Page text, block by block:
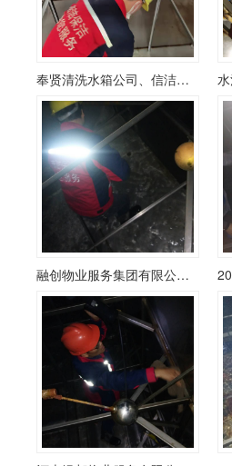
奉贤清洗水箱公司、信洁奉贤区分公司
融创物业服务集团有限公司上海分公司